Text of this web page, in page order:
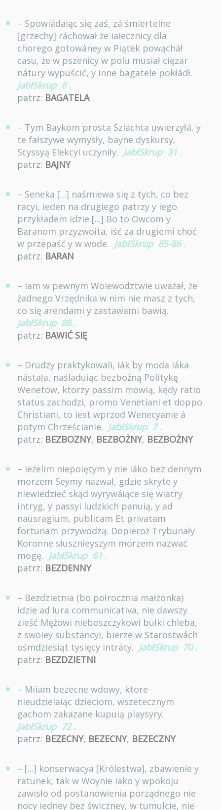
– Spowiádaiąc się zaś, zá śmiertelne
[grzechy] ráchował że iaiecznicy dla
chorego gotowáney w Piątek powącháł
casu, że w pszenicy w polu musiał cięzar
nátury wypuścić, y inne bagatele pokłádł.
JabłSkrup 6 .
patrz: BAGATELA
– Tym Baykom prosta Szláchta uwierzyłá, y
te fałszywe wymysły, bayne dyskursy,
Scyssyą Elekcyi uczyniły. JabłSkrup 31 .
patrz: BAJNY
– Seneka [...] naśmiewa się z tych, co bez
racyi, ieden na drugiego patrzy y iego
przykładem idzie [...] Bo to Owcom y
Baranom przyzwoita, iść za drugiemi choć
w przepaść y w wode. JabłSkrup 85-86 .
patrz: BARAN
– Iam w pewnym Woiewodztwie uważał, że
żadnego Vrzędnika w nim nie masz z tych,
co się arendami y zastawami bawią.
JabłSkrup 88 .
patrz: BAWIĆ SIĘ
– Drudzy praktykowali, iák by moda iáka
nástała, naśladuiąc bezbożną Politykę
Wenetow, ktorzy passim mowią, kędy ratio
status zachodzi, promo Venetiani et doppo
Christiani, to iest wprzod Wenecyanie á
potym Chrześcianie. JabłSkrup 7 .
patrz: BEZBOZNY, BEZBOŻNY, BEZBOŻNY
– Ieżelim niepoiętym y nie iáko bez dennym
morzem Seymy nazwał, gdzie skryte y
niewiedzieć skąd wyrywáiące się wiatry
intryg, y passyi ludzkich panuią, y ad
nausragium, publicam Et privatam
fortunam przywodzą. Dopieroż Trybunały
Koronne słusznieyszym morzem nazwać
mogę. JabłSkrup 61 .
patrz: BEZDENNY
– Bezdzietnia (bo połrocznia małżonka)
idzie ad Iura communicativa, nie dawszy
zieść Mężowi nieboszczykowi bułki chleba,
z swoiey substancyi, bierze w Starostwách
ośmdziesiąt tysięcy intráty. JabłSkrup 70 .
patrz: BEZDZIETNI
– Miiam bezecne wdowy, ktore
nieudzielaiąc dzieciom, wszetecznym
gachom zakazane kupuią playsyry.
JabłSkrup 72 .
patrz: BEZECNY, BEZECNY, BEZECZNY
– [...] konserwacya [Królestwa], zbawienie y
ratunek, tak w Woynie iako y wpokoju
zawisło od postanowienia porządnego nie
nocy iedney bez świczney, w tumulcie, nie